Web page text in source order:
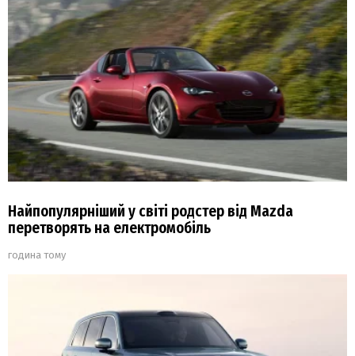
Найпопулярніший у світі родстер від Mazda
перетворять на електромобіль
година тому